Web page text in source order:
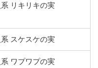
リキリキの実
スケスケの実
ワプワプの実